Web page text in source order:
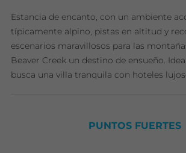
Estancia de encanto, con un ambiente
típicamente alpino, pistas en altitud y
escenarios maravillosos para las
Beaver Creek un destino de ensueño.
busca una villa tranquila con hoteles
PUNTOS FUERTES